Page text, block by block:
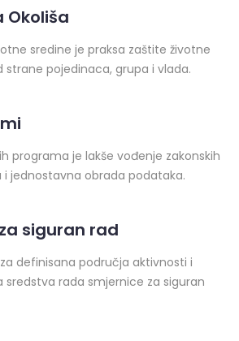
Okoliša
sredine je praksa zaštite životne
strane pojedinaca, grupa i vlada.
programa je lakše vođenje zakonskih
i jednostavna obrada podataka.
siguran rad
definisana područja aktivnosti i
sredstva rada smjernice za siguran